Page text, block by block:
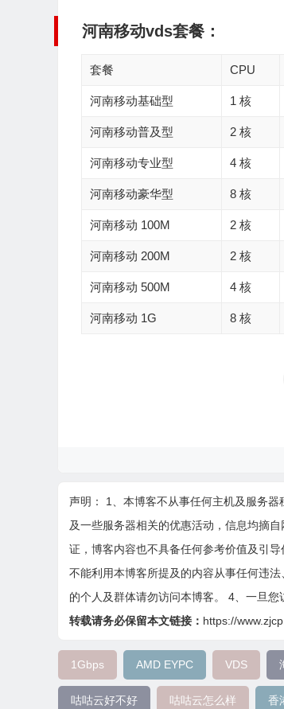
河南移动vds套餐：
套餐 CPU
河南移动基础型 1 核
河南移动普及型 2 核
河南移动专业型 4 核
河南移动豪华型 8 核
河南移动 100M 2 核
河南移动 200M 2 核
河南移动 500M 4 核
河南移动 1G 8 核
声明： 1、本博客不从事任何主机及服务
及一些服务器相关的优惠活动，信息均摘
证，博客内容也不具备任何参考价值及引
不能利用本博客所提及的内容从事任何违
的个人及群体请勿访问本博客。 4、一旦您
转载请务必保留本文链接： https://
1Gbps AMD EYPC VDS
咕咕云好不好 咕咕云怎么样 香